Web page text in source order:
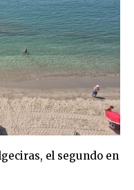
el segundo en